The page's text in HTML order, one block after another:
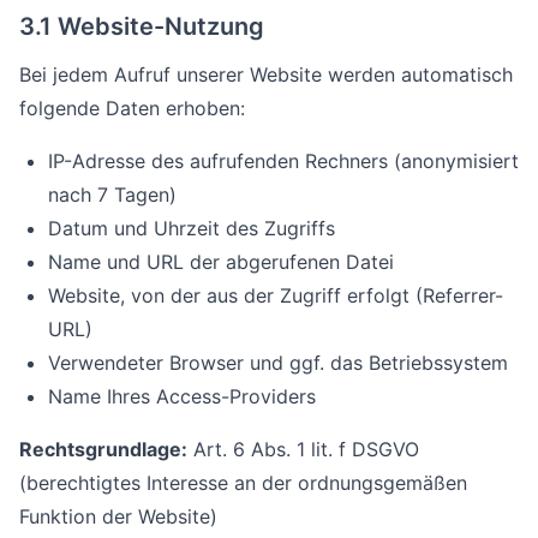
3.1 Website-Nutzung
Bei jedem Aufruf unserer Website werden automatisch
folgende Daten erhoben:
IP-Adresse des aufrufenden Rechners (anonymisiert
nach 7 Tagen)
Datum und Uhrzeit des Zugriffs
Name und URL der abgerufenen Datei
Website, von der aus der Zugriff erfolgt (Referrer-
URL)
Verwendeter Browser und ggf. das Betriebssystem
Name Ihres Access-Providers
Rechtsgrundlage: Art. 6 Abs. 1 lit. f DSGVO
(berechtigtes Interesse an der ordnungsgemäßen
Funktion der Website)